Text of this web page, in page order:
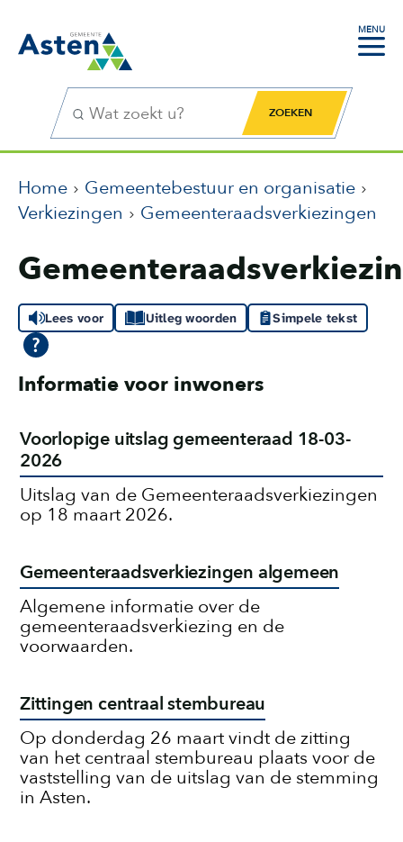
MENU
Zoekfunctie Zoekknop
Home
Gemeentebestuur en organisatie
Verkiezingen
Gemeenteraadsverkiezingen
Lees voor Uitleg woorden Simpele tekst
Informatie voor inwoners
Voorlopige uitslag gemeenteraad 18-03-
2026
Uitslag van de Gemeenteraadsverkiezingen
op 18 maart 2026.
Gemeenteraadsverkiezingen algemeen
Algemene informatie over de
gemeenteraadsverkiezing en de
voorwaarden.
Zittingen centraal stembureau
Op donderdag 26 maart vindt de zitting
van het centraal stembureau plaats voor de
vaststelling van de uitslag van de stemming
in Asten.